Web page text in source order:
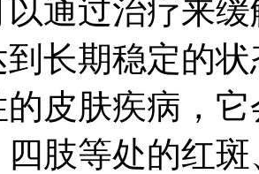
以通过治疗来
到长期稳定的
皮肤疾病，
肢等处的红